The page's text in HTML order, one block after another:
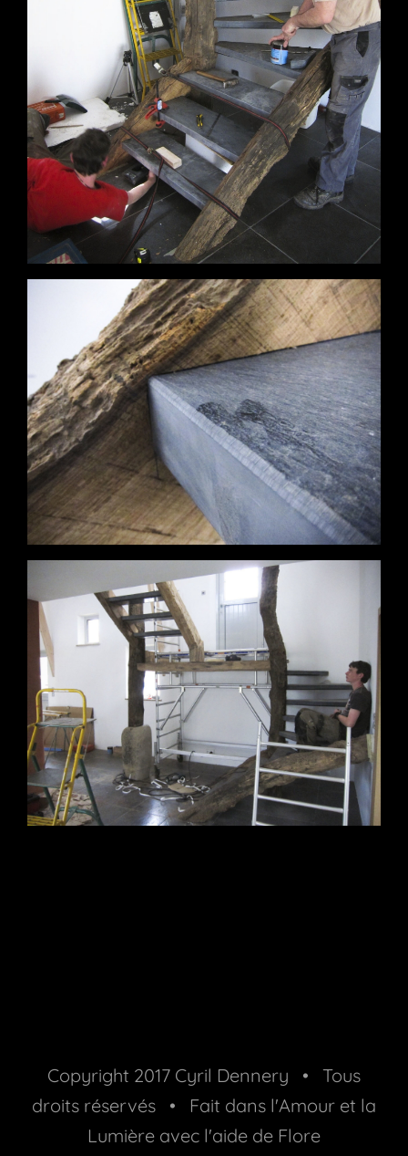
Copyright 2017 Cyril Dennery • Tous
droits réservés • Fait dans l'Amour et la
Lumière avec l'aide de Flore